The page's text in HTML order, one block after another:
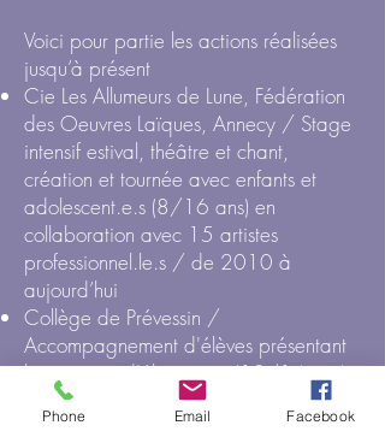
Voici pour partie les actions réalisées
jusqu’à présent
Cie Les Allumeurs de Lune, Fédération
des Oeuvres Laïques, Annecy / Stage
intensif estival, théâtre et chant,
création et tournée avec enfants et
adolescent.e.s (8/16 ans) en
collaboration avec 15 artistes
professionnel.le.s / de 2010 à
aujourd’hui
Collège de Prévessin /
Accompagnement d'élèves présentant
le concours d'éloquence (12/14 ans)
/ 2026
Ecole primaire de Péron / Atelier
Phone Email Facebook